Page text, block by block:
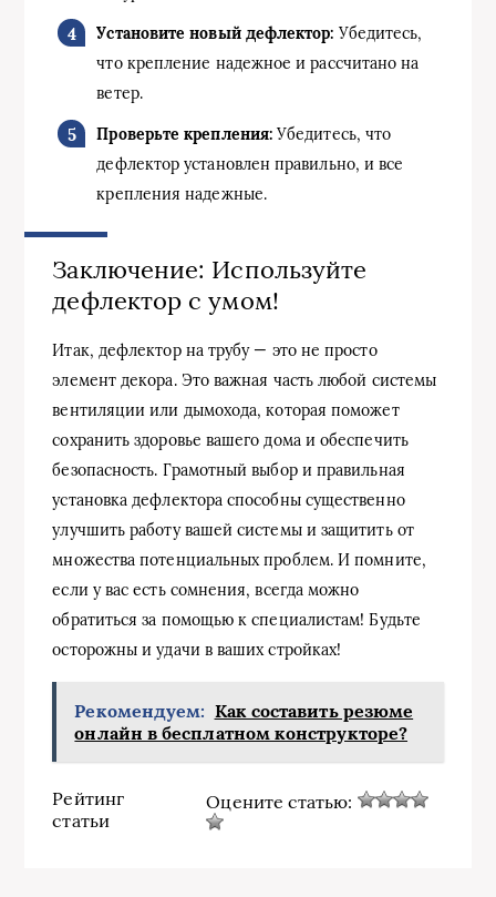
Установите новый дефлектор: Убедитесь,
что крепление надежное и рассчитано на
ветер.
Проверьте крепления: Убедитесь, что
дефлектор установлен правильно, и все
крепления надежные.
Заключение: Используйте
дефлектор с умом!
Итак, дефлектор на трубу — это не просто
элемент декора. Это важная часть любой системы
вентиляции или дымохода, которая поможет
сохранить здоровье вашего дома и обеспечить
безопасность. Грамотный выбор и правильная
установка дефлектора способны существенно
улучшить работу вашей системы и защитить от
множества потенциальных проблем. И помните,
если у вас есть сомнения, всегда можно
обратиться за помощью к специалистам! Будьте
осторожны и удачи в ваших стройках!
Рекомендуем: Как составить резюме
онлайн в бесплатном конструкторе?
Рейтинг
статьи
Оцените статью: